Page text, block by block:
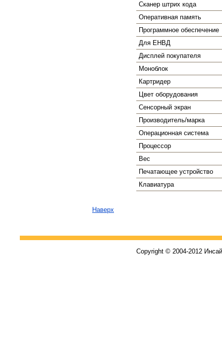
Сканер штрих кода
Оперативная память
Программное обеспечение
Для ЕНВД
Дисплей покупателя
Моноблок
Картридер
Цвет оборудования
Сенсорный экран
Производитель/марка
Операционная система
Процессор
Вес
Печатающее устройство
Клавиатура
Наверх
Copyright © 2004-2012